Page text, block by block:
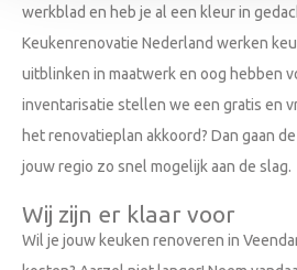
werkblad en heb je al een kleur in
Keukenrenovatie Nederland werken
uitblinken in maatwerk en oog hebben
inventarisatie stellen we een gratis en
het renovatieplan akkoord? Dan gaan
jouw regio zo snel mogelijk aan de slag.
Wij zijn er klaar voor
Wil je jouw keuken renoveren in